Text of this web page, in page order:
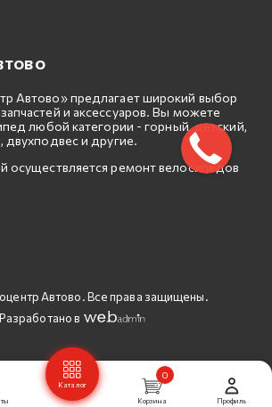
Автово» предлагает широкий выбор
и аксессуаров. Вы можете
любой категории - горный, детский,
двухподвес и другие.
осуществляется ремонт велосипедов
Автово. Все права защищены.
Разработано в
Каталог
Корзина
0
Профиль